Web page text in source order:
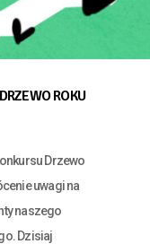
ROKU
Drzewo
uwagi na
naszego
Dzisiaj